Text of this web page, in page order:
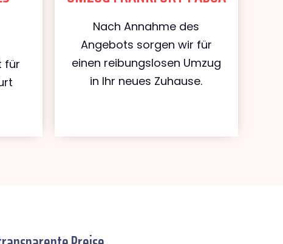
für
Nach Annahme des
Angebots sorgen wir für
einen reibungslosen Umzug
in Ihr neues Zuhause.